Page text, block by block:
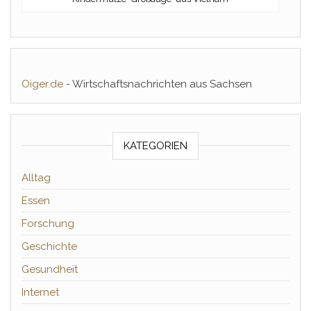
Oiger.de - Wirtschaftsnachrichten aus Sachsen
KATEGORIEN
Alltag
Essen
Forschung
Geschichte
Gesundheit
Internet